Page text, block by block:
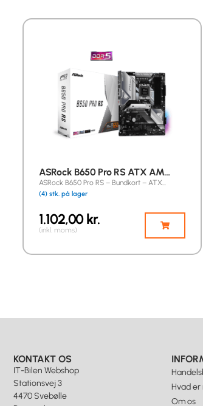
ASRock B650 Pro RS ATX AM…
ASRock B650 Pro RS – Bundkort – ATX…
(4) stk. på lager
1.102,00kr.
(inkl. moms)
KONTAKT OS
IT-Bilen Webshop
Stationsvej 3
4470 Svebølle
Hvad er
Om os